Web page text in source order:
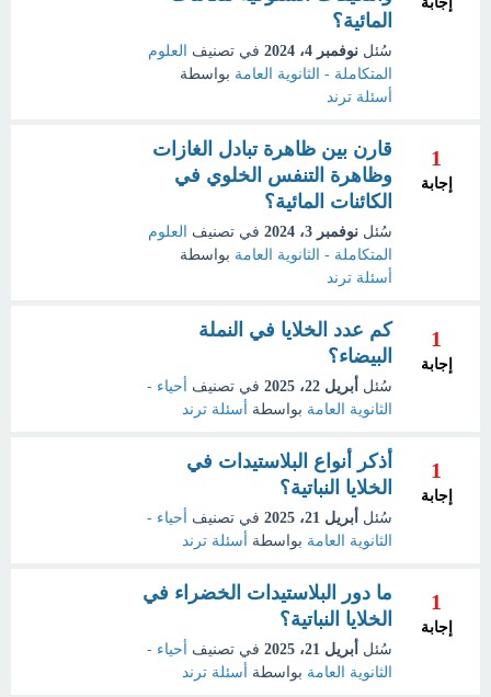
المائية؟
سُئل نوفمبر 4، 2024 في تصنيف
العلوم
المتكاملة - الثانوية العامة بواسطة
أسئلة ترند
1
إجابة
قارن بين ظاهرة تبادل الغازات
وظاهرة التنفس الخلوي في
الكائنات المائية؟
سُئل نوفمبر 3، 2024 في تصنيف
العلوم
المتكاملة - الثانوية العامة بواسطة
أسئلة ترند
1
إجابة
كم عدد الخلايا في النملة
البيضاء؟
سُئل أبريل 22، 2025 في تصنيف
أحياء -
الثانوية العامة بواسطة أسئلة ترند
1
إجابة
أذكر أنواع البلاستيدات في
الخلايا النباتية؟
سُئل أبريل 21، 2025 في تصنيف
أحياء -
الثانوية العامة بواسطة أسئلة ترند
1
إجابة
ما دور البلاستيدات الخضراء في
الخلايا النباتية؟
سُئل أبريل 21، 2025 في تصنيف
أحياء -
الثانوية العامة بواسطة أسئلة ترند